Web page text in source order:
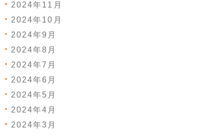
2024年11月
2024年10月
2024年9月
2024年8月
2024年7月
2024年6月
2024年5月
2024年4月
2024年3月